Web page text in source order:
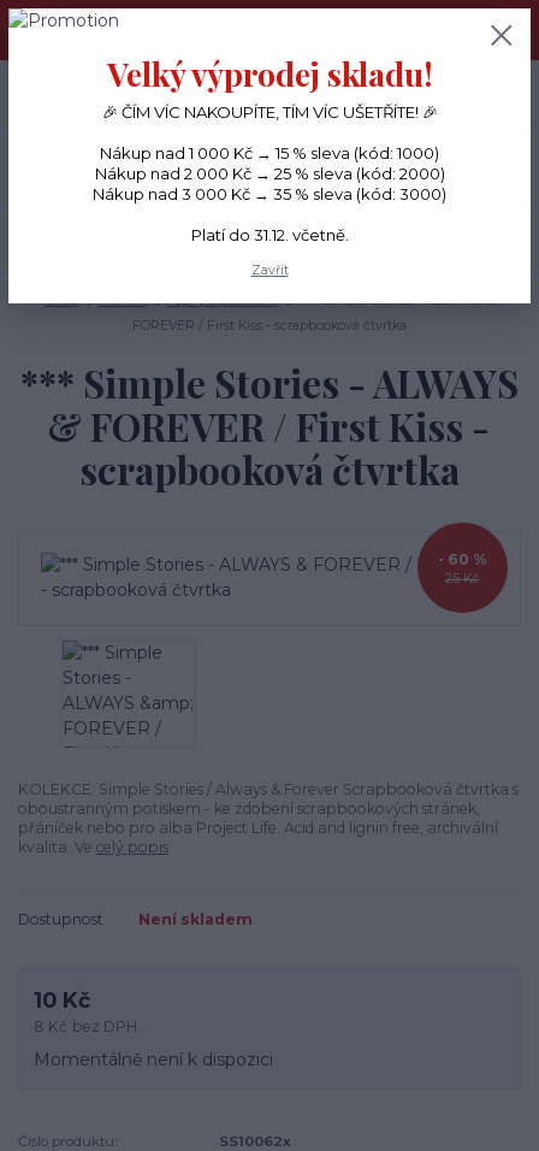
PŘÁNÍČKA a PAPÍROVÉ DÁRKY odesílám každý den, KREATIVNÍ
Menu
CZK
+420 734 380 930
(Po-Ne, 8-20 hod.)
FOREVER / First Kiss - scrapbooková čtvrtka
*** Simple Stories - ALWAYS
& FOREVER / First Kiss -
scrapbooková čtvrtka
25 Kč
- 60 %
KOLEKCE: Simple Stories / Always & Forever Scrapbooková čtvrtka s
oboustranným potiskem - ke zdobení scrapbookových stránek,
přáníček nebo pro alba Project Life. Acid and lignin free, archivální
kvalita. Ve celý popis
Dostupnost Není skladem
10 Kč
8 Kč bez DPH
Momentálně není k dispozici
Číslo produktu:
SS10062x
Velký výprodej skladu!
🎉 ČÍM VÍC NAKOUPÍTE, TÍM VÍC UŠETŘÍTE! 🎉
Nákup nad 1 000 Kč → 15 % sleva (kód: 1000)
Nákup nad 2 000 Kč → 25 % sleva (kód: 2000)
Nákup nad 3 000 Kč → 35 % sleva (kód: 3000)
Platí do 31.12. včetně.
Zavřít